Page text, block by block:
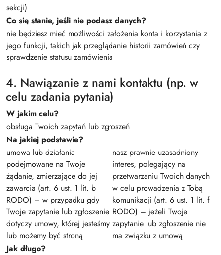
sekcji)
Co się stanie, jeśli nie podasz danych?
nie będziesz mieć możliwości założenia konta i korzystania z
jego funkcji, takich jak przeglądanie historii zamówień czy
sprawdzenie statusu zamówienia
4. Nawiązanie z nami kontaktu (np. w
celu zadania pytania)
W jakim celu?
obsługa Twoich zapytań lub zgłoszeń
Na jakiej podstawie?
umowa lub działania
podejmowane na Twoje
żądanie, zmierzające do jej
zawarcia (art. 6 ust. 1 lit. b
RODO) – w przypadku gdy
Twoje zapytanie lub zgłoszenie
dotyczy umowy, której jesteśmy
lub możemy być stroną
nasz prawnie uzasadniony
interes, polegający na
przetwarzaniu Twoich danych
w celu prowadzenia z Tobą
komunikacji (art. 6 ust. 1 lit. f
RODO) – jeżeli Twoje
zapytanie lub zgłoszenie nie
ma związku z umową
Jak długo?